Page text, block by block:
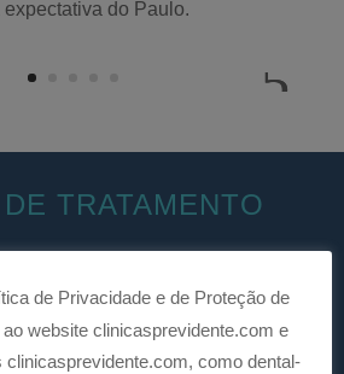
do Paulo.
TRATAMENTO
de Privacidade e de Proteção de
website clinicasprevidente.com e
como dental-